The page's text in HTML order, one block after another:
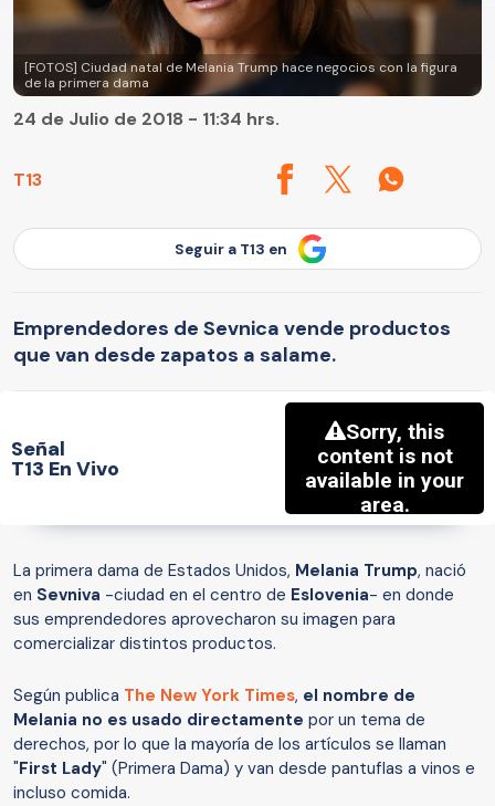
[FOTOS] Ciudad natal de Melania Trump hace negocios con la figura
de la primera dama
T13
24 de Julio de 2018 - 11:34 hrs.
Seguir a T13 en
Emprendedores de Sevnica vende productos
que van desde zapatos a salame.
Señal
T13 En Vivo
La primera dama de Estados Unidos, Melania Trump, nació
en Sevniva -ciudad en el centro de Eslovenia- en donde
sus emprendedores aprovecharon su imagen para
comercializar distintos productos.
Según publica The New York Times, el nombre de
Melania no es usado directamente por un tema de
derechos, por lo que la mayoría de los artículos se llaman
"First Lady" (Primera Dama) y van desde pantuflas a vinos e
incluso comida.